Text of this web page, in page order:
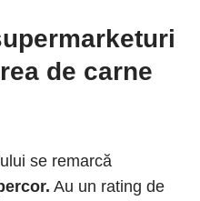
de carne
se remarcă
Au un rating de